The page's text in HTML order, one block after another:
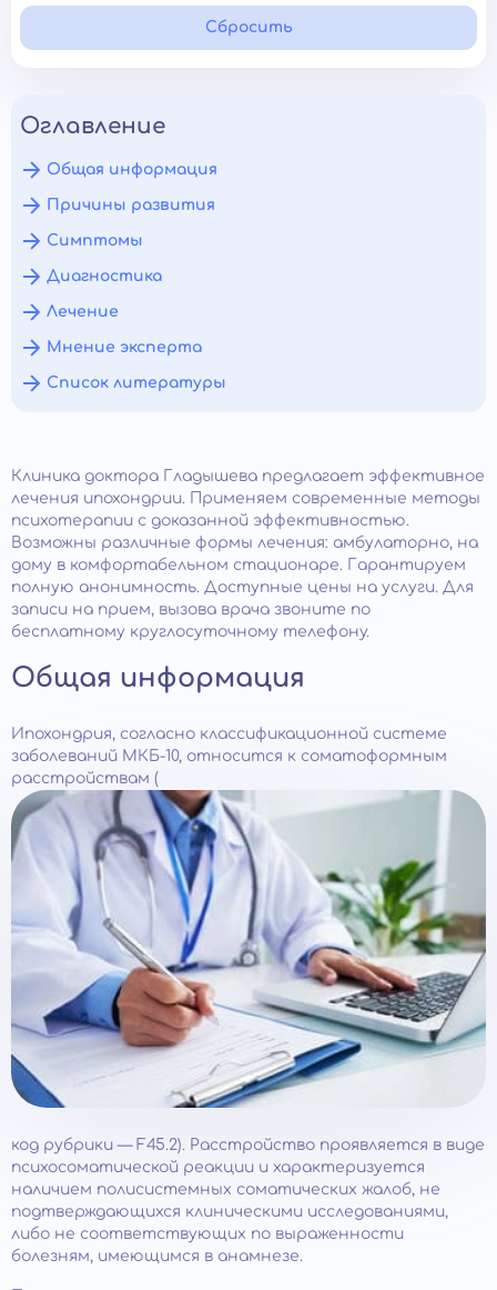
Сбросить
Оглавление
Общая информация
Причины развития
Симптомы
Диагностика
Лечение
Мнение эксперта
Список литературы
Клиника доктора Гладышева предлагает эффективное
лечения ипохондрии. Применяем современные методы
психотерапии с доказанной эффективностью.
Возможны различные формы лечения: амбулаторно, на
дому в комфортабельном стационаре. Гарантируем
полную анонимность. Доступные цены на услуги. Для
записи на прием, вызова врача звоните по
бесплатному круглосуточному телефону.
Общая информация
Ипохондрия, согласно классификационной системе
заболеваний МКБ-10, относится к соматоформным
расстройствам (
код рубрики — F45.2). Расстройство проявляется в виде
психосоматической реакции и характеризуется
наличием полисистемных соматических жалоб, не
подтверждающихся клиническими исследованиями,
либо не соответствующих по выраженности
болезням, имеющимся в анамнезе.